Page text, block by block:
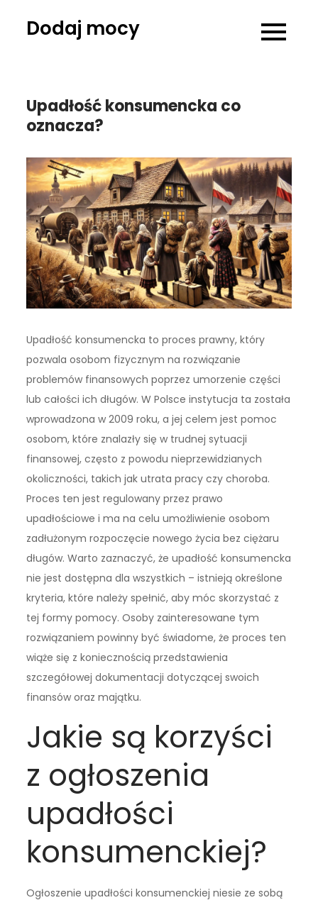
Dodaj mocy
Upadłość konsumencka co
oznacza?
Upadłość konsumencka to proces prawny, który
pozwala osobom fizycznym na rozwiązanie
problemów finansowych poprzez umorzenie części
lub całości ich długów. W Polsce instytucja ta została
wprowadzona w 2009 roku, a jej celem jest pomoc
osobom, które znalazły się w trudnej sytuacji
finansowej, często z powodu nieprzewidzianych
okoliczności, takich jak utrata pracy czy choroba.
Proces ten jest regulowany przez prawo
upadłościowe i ma na celu umożliwienie osobom
zadłużonym rozpoczęcie nowego życia bez ciężaru
długów. Warto zaznaczyć, że upadłość konsumencka
nie jest dostępna dla wszystkich – istnieją określone
kryteria, które należy spełnić, aby móc skorzystać z
tej formy pomocy. Osoby zainteresowane tym
rozwiązaniem powinny być świadome, że proces ten
wiąże się z koniecznością przedstawienia
szczegółowej dokumentacji dotyczącej swoich
finansów oraz majątku.
Jakie są korzyści
z ogłoszenia
upadłości
konsumenckiej?
Ogłoszenie upadłości konsumenckiej niesie ze sobą